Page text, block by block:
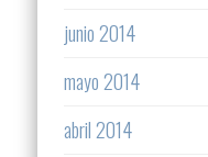
junio 2014
mayo 2014
abril 2014